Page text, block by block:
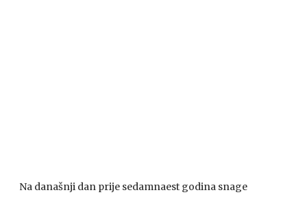
Na današnji dan prije sedamnaest godina snage